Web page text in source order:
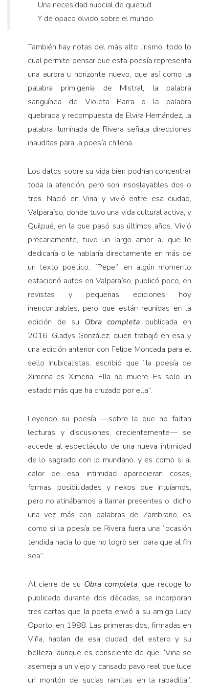
Una necesidad nupcial de quietud
Y de opaco olvido sobre el mundo.
También hay notas del más alto lirismo, todo lo
cual permite pensar que esta poesía representa
una aurora u horizonte nuevo, que así como la
palabra primigenia de Mistral, la palabra
sanguínea de Violeta Parra o la palabra
quebrada y recompuesta de Elvira Hernández, la
palabra iluminada de Rivera señala direcciones
inauditas para la poesía chilena.
Los datos sobre su vida bien podrían concentrar
toda la atención, pero son insoslayables dos o
tres. Nació en Viña y vivió entre esa ciudad,
Valparaíso, donde tuvo una vida cultural activa, y
Quilpué, en la que pasó sus últimos años. Vivió
precariamente, tuvo un largo amor al que le
dedicaría o le hablaría directamente en más de
un texto poético, “Pepe”; en algún momento
estacionó autos en Valparaíso, publicó poco, en
revistas y pequeñas ediciones hoy
inencontrables, pero que están reunidas en la
edición de su Obra completa publicada en
2016. Gladys González, quien trabajó en esa y
una edición anterior con Felipe Moncada para el
sello Inubicalistas, escribió que “la poesía de
Ximena es Ximena. Ella no muere. Es solo un
estado más que ha cruzado por ella”.
Leyendo su poesía —sobre la que no faltan
lecturas y discusiones, crecientemente— se
accede al espectáculo de una nueva intimidad
de lo sagrado con lo mundano, y es como si al
calor de esa intimidad aparecieran cosas,
formas, posibilidades y nexos que intuíamos,
pero no atinábamos a llamar presentes o, dicho
una vez más con palabras de Zambrano, es
como si la poesía de Rivera fuera una “ocasión
tendida hacia lo que no logró ser, para que al fin
sea”.
Al cierre de su Obra completa, que recoge lo
publicado durante dos décadas, se incorporan
tres cartas que la poeta envió a su amiga Lucy
Oporto, en 1988. Las primeras dos, firmadas en
Viña, hablan de esa ciudad, del estero y su
belleza, aunque es consciente de que “Viña se
asemeja a un viejo y cansado pavo real que luce
un montón de sucias ramitas en la rabadilla”.